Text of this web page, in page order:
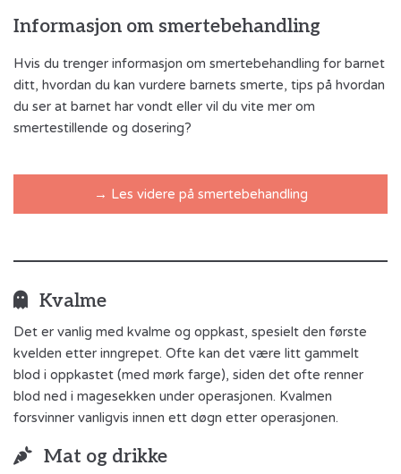
Informasjon om smertebehandling
Hvis du trenger informasjon om smertebehandling for barnet
ditt, hvordan du kan vurdere barnets smerte, tips på hvordan
du ser at barnet har vondt eller vil du vite mer om
smertestillende og dosering?
→ Les videre på smertebehandling
Kvalme
Det er vanlig med kvalme og oppkast, spesielt den første
kvelden etter inngrepet. Ofte kan det være litt gammelt
blod i oppkastet (med mørk farge), siden det ofte renner
blod ned i magesekken under operasjonen. Kvalmen
forsvinner vanligvis innen ett døgn etter operasjonen.
Mat og drikke